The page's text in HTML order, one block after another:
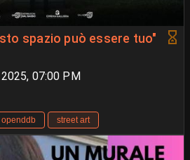
spazio può essere tuo"
07:00 PM
openddb street art